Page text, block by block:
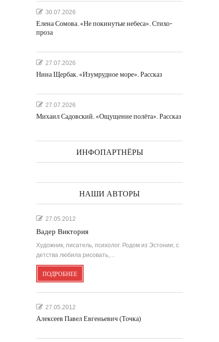
30.07.2026
Елена Сомова. «Не покинутые небеса». Стихо-
проза
27.07.2026
Нина Щербак. «Изумрудное море». Рассказ
27.07.2026
Михаил Садовский. «Ощущение полёта». Рассказ
ИНФОПАРТНЁРЫ
НАШИ АВТОРЫ
27.05.2012
Вадер Виктория
Художник, писатель, психолог. Родом из Эстонии, с
детства любила рисовать,…
ПОДРОБНЕЕ
27.05.2012
Алексеев Павел Евгеньевич (Точка)